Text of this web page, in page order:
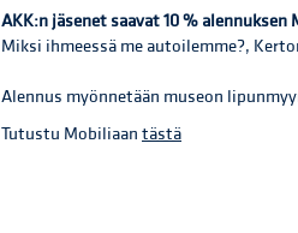
AKK:n jäsenet saavat 10 %
Miksi ihmeessä me autoilemme?,
Alennus myönnetään museon
Tutustu Mobiliaan tästä